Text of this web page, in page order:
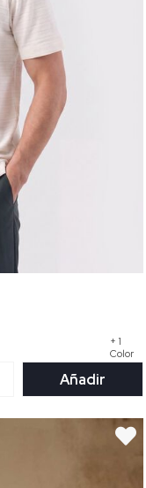
+ 1
Color
Añadir